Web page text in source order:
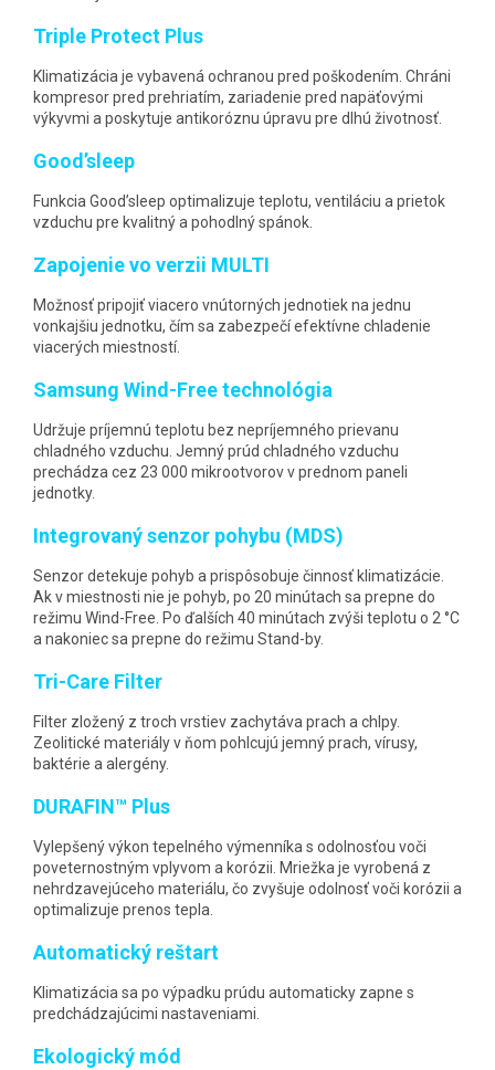
Triple Protect Plus
Klimatizácia je vybavená ochranou pred poškodením. Chráni
kompresor pred prehriatím, zariadenie pred napäťovými
výkyvmi a poskytuje antikoróznu úpravu pre dlhú životnosť.
Good’sleep
Funkcia Good’sleep optimalizuje teplotu, ventiláciu a prietok
vzduchu pre kvalitný a pohodlný spánok.
Zapojenie vo verzii MULTI
Možnosť pripojiť viacero vnútorných jednotiek na jednu
vonkajšiu jednotku, čím sa zabezpečí efektívne chladenie
viacerých miestností.
Samsung Wind-Free technológia
Udržuje príjemnú teplotu bez nepríjemného prievanu
chladného vzduchu. Jemný prúd chladného vzduchu
prechádza cez 23 000 mikrootvorov v prednom paneli
jednotky.
Integrovaný senzor pohybu (MDS)
Senzor detekuje pohyb a prispôsobuje činnosť klimatizácie.
Ak v miestnosti nie je pohyb, po 20 minútach sa prepne do
režimu Wind-Free. Po ďalších 40 minútach zvýši teplotu o 2 °C
a nakoniec sa prepne do režimu Stand-by.
Tri-Care Filter
Filter zložený z troch vrstiev zachytáva prach a chlpy.
Zeolitické materiály v ňom pohlcujú jemný prach, vírusy,
baktérie a alergény.
DURAFIN™ Plus
Vylepšený výkon tepelného výmenníka s odolnosťou voči
poveternostným vplyvom a korózii. Mriežka je vyrobená z
nehrdzavejúceho materiálu, čo zvyšuje odolnosť voči korózii a
optimalizuje prenos tepla.
Automatický reštart
Klimatizácia sa po výpadku prúdu automaticky zapne s
predchádzajúcimi nastaveniami.
Ekologický mód